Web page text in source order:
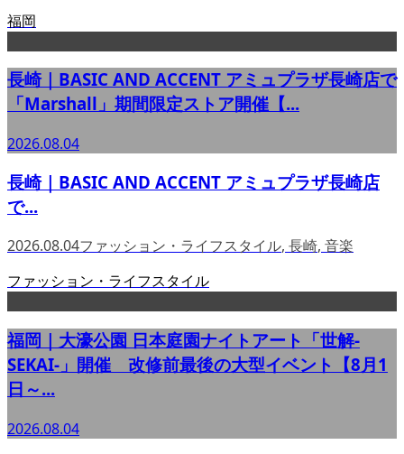
福岡
長崎｜BASIC AND ACCENT アミュプラザ長崎店で
「Marshall」期間限定ストア開催【...
2026.08.04
長崎｜BASIC AND ACCENT アミュプラザ長崎店
で...
2026.08.04ファッション・ライフスタイル, 長崎, 音楽
ファッション・ライフスタイル
福岡｜大濠公園 日本庭園ナイトアート「世解-
SEKAI-」開催 改修前最後の大型イベント【8月1
日～...
2026.08.04